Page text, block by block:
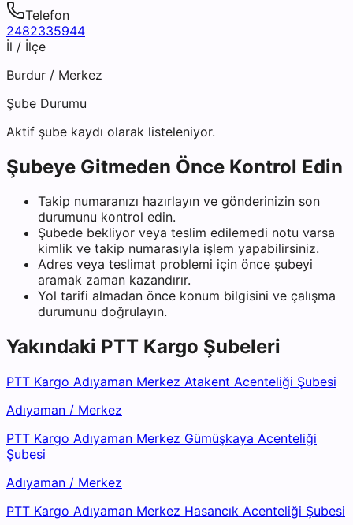
Telefon
2482335944
İl / İlçe
Burdur / Merkez
Şube Durumu
Aktif şube kaydı olarak listeleniyor.
Şubeye Gitmeden Önce Kontrol Edin
Takip numaranızı hazırlayın ve gönderinizin son
durumunu kontrol edin.
Şubede bekliyor veya teslim edilemedi notu varsa
kimlik ve takip numarasıyla işlem yapabilirsiniz.
Adres veya teslimat problemi için önce şubeyi
aramak zaman kazandırır.
Yol tarifi almadan önce konum bilgisini ve çalışma
durumunu doğrulayın.
Yakındaki PTT Kargo Şubeleri
PTT Kargo Adıyaman Merkez Atakent Acenteliği Şubesi
Adıyaman / Merkez
PTT Kargo Adıyaman Merkez Gümüşkaya Acenteliği
Şubesi
Adıyaman / Merkez
PTT Kargo Adıyaman Merkez Hasancık Acenteliği Şubesi